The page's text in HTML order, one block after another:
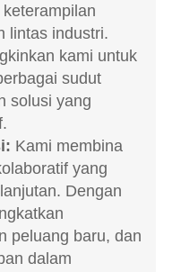
lintas industri.
kami untuk
sudut
solusi yang
Kami membina
yang
Dengan
peluang baru, dan
dalam